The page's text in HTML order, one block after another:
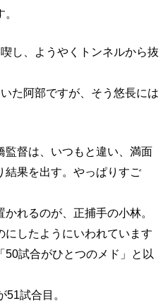
し、ようやくトンネルから抜
た阿部ですが、そう悠長には
監督は、いつもと違い、満面
結果を出す。やっぱりすご
れるのが、正捕手の小林。
したようにいわれています
試合がひとつのメド」と以
試合目。